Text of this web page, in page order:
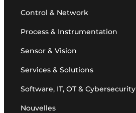
Control & Network
Process & Instrumentation
Sensor & Vision
Services & Solutions
Software, IT, OT & Cybersecurity
Nouvelles